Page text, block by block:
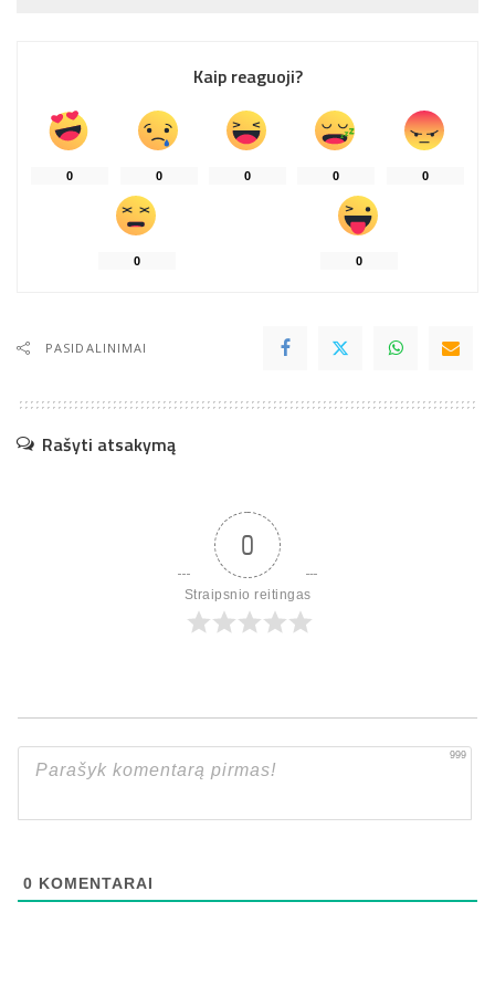
Kaip reaguoji?
0 0 0 0 0
0 0
PASIDALINIMAI
Rašyti atsakymą
0
Straipsnio reitingas
999
0 KOMENTARAI